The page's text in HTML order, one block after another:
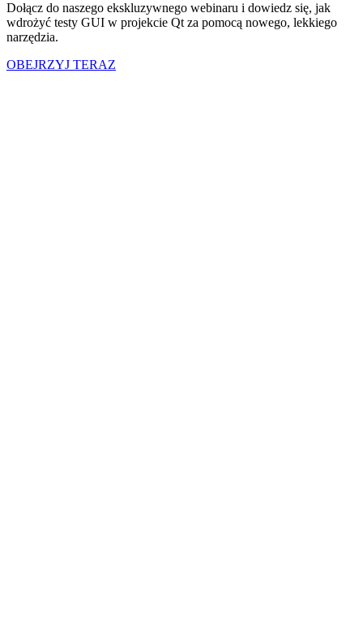
Dołącz do naszego ekskluzywnego webinaru i dowiedz się, jak
wdrożyć testy GUI w projekcie Qt za pomocą nowego, lekkiego
narzędzia.
OBEJRZYJ TERAZ